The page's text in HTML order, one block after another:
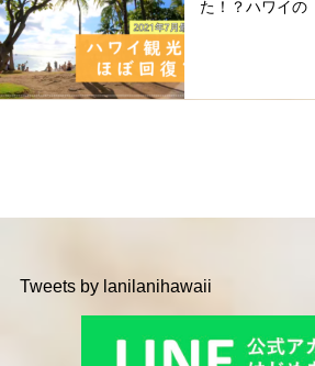
た！？ハワイの
Tweets by lanilanihawaii